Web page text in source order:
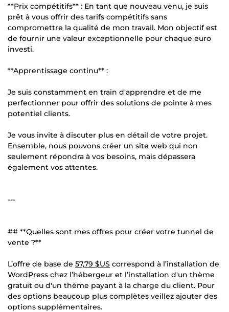
**Prix compétitifs** : En tant que nouveau venu, je suis
prêt à vous offrir des tarifs compétitifs sans
compromettre la qualité de mon travail. Mon objectif est
de fournir une valeur exceptionnelle pour chaque euro
investi.
**Apprentissage continu** :
Je suis constamment en train d'apprendre et de me
perfectionner pour offrir des solutions de pointe à mes
potentiel clients.
Je vous invite à discuter plus en détail de votre projet.
Ensemble, nous pouvons créer un site web qui non
seulement répondra à vos besoins, mais dépassera
également vos attentes.
---
## **Quelles sont mes offres pour créer votre tunnel de
vente ?**
L’offre de base de 57,79 $US correspond à l’installation de
WordPress chez l’hébergeur et l’installation d'un thème
gratuit ou d'un thème payant à la charge du client. Pour
des options beaucoup plus complètes veillez ajouter des
options supplémentaires.